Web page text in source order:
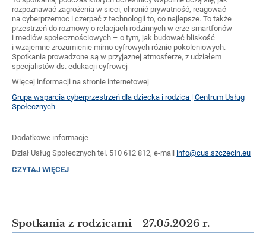
rozpoznawać zagrożenia w sieci, chronić prywatność, reagować
na cyberprzemoc i czerpać z technologii to, co najlepsze. To także
przestrzeń do rozmowy o relacjach rodzinnych w erze smartfonów
i mediów społecznościowych – o tym, jak budować bliskość
i wzajemne zrozumienie mimo cyfrowych różnic pokoleniowych.
Spotkania prowadzone są w przyjaznej atmosferze, z udziałem
specjalistów ds. edukacji cyfrowej
Więcej informacji na stronie internetowej
Grupa wsparcia cyberprzestrzeń dla dziecka i rodzica | Centrum Usług
Społecznych
Dodatkowe informacje
Dział Usług Społecznych tel. 510 612 812, e-mail info@cus.szczecin.eu
NIEODPŁATNE
CZYTAJ WIĘCEJ
Spotkania z rodzicami - 27.05.2026 r.